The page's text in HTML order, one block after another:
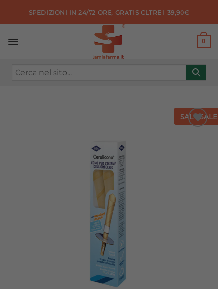
SPEDIZIONI IN 24/72 ORE, GRATIS OLTRE I 39,90€
0
SALE SALE